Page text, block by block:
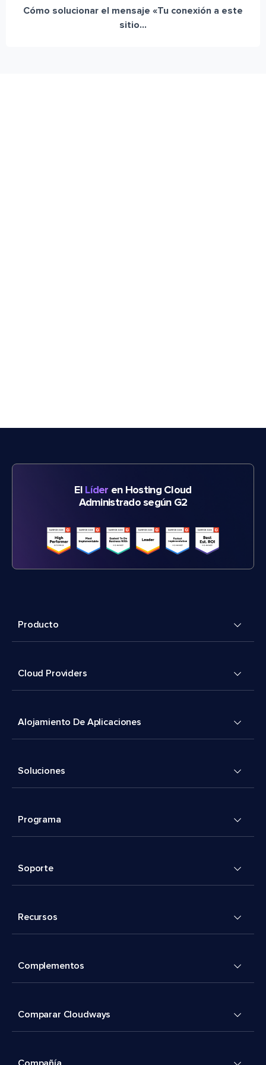
Cómo solucionar el mensaje «Tu conexión a este
sitio...
El Líder en Hosting Cloud
Administrado según G2
Producto
Cloud Providers
Alojamiento De Aplicaciones
Soluciones
Programa
Soporte
Recursos
Complementos
Comparar Cloudways